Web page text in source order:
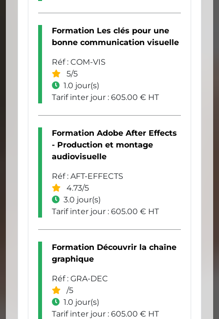
Formation Les clés pour une
bonne communication visuelle
Réf : COM-VIS
5/5
1.0 jour(s)
Tarif inter jour : 605.00 € HT
Formation Adobe After Effects
- Production et montage
audiovisuelle
Réf : AFT-EFFECTS
4.73/5
3.0 jour(s)
Tarif inter jour : 605.00 € HT
Formation Découvrir la chaîne
graphique
Réf : GRA-DEC
/5
1.0 jour(s)
Tarif inter jour : 605.00 € HT